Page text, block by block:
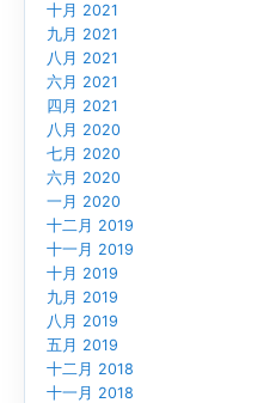
十月 2021
九月 2021
八月 2021
六月 2021
四月 2021
八月 2020
七月 2020
六月 2020
一月 2020
十二月 2019
十一月 2019
十月 2019
九月 2019
八月 2019
五月 2019
十二月 2018
十一月 2018